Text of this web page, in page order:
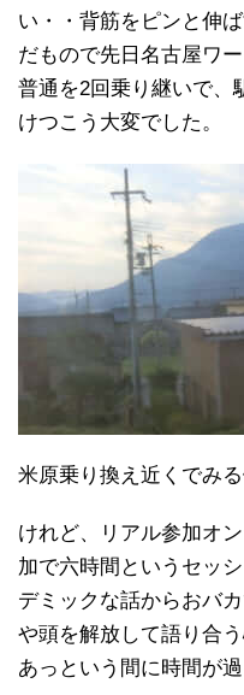
い・・背筋をピンと伸
だもので先日名古屋ワ
普通を2回乗り継いで、
けつこう大変でした。
米原乗り換え近くでみ
けれど、リアル参加オ
加で六時間というセッ
デミックな話からおバ
や頭を解放して語り合
あっという間に時間が